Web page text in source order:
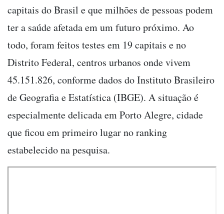
capitais do Brasil e que milhões de pessoas podem
ter a saúde afetada em um futuro próximo. Ao
todo, foram feitos testes em 19 capitais e no
Distrito Federal, centros urbanos onde vivem
45.151.826, conforme dados do Instituto Brasileiro
de Geografia e Estatística (IBGE). A situação é
especialmente delicada em Porto Alegre, cidade
que ficou em primeiro lugar no ranking
estabelecido na pesquisa.